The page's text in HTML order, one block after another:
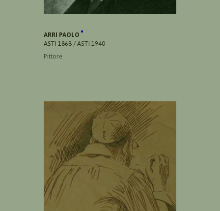
ARRI PAOLO
ASTI 1868 / ASTI 1940
Pittore